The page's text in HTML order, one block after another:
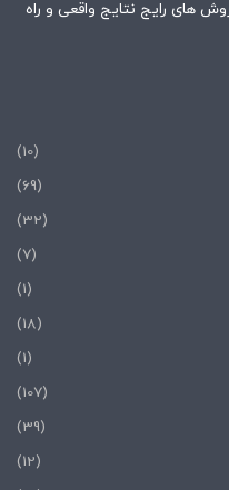
های رایج نتایج واقعی و راه
(10)
(69)
(32)
(7)
(1)
(18)
(1)
(107)
(39)
(12)